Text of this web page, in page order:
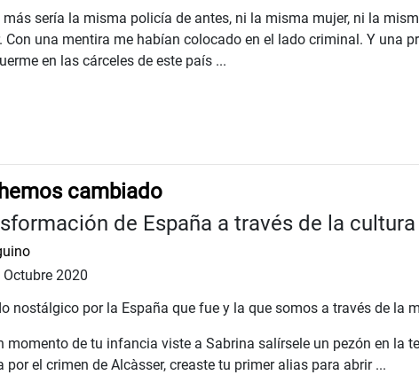
más sería la misma policía de antes, ni la misma mujer, ni la
Con una mentira me habían colocado en el lado criminal. Y una
en las cárceles de este país ...
cambiado
de España a través de la
Octubre 2020
nostálgico por la España que fue y la que somos a través de la
momento de tu infancia viste a Sabrina salírsele un pezón en la
por el crimen de Alcàsser, creaste tu primer alias para abrir ...